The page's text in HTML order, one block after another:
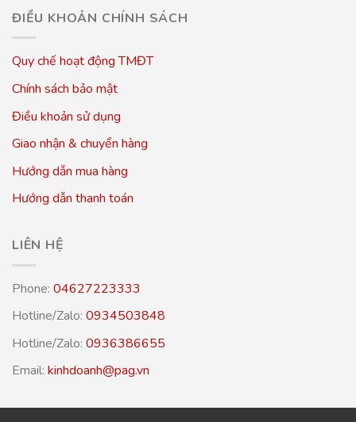
ĐIỀU KHOẢN CHÍNH SÁCH
Quy chế hoạt động TMĐT
Chính sách bảo mật
Điều khoản sử dụng
Giao nhận & chuyển hàng
Hướng dẫn mua hàng
Hướng dẫn thanh toán
LIÊN HỆ
Phone: 04627223333
Hotline/Zalo: 0934503848
Hotline/Zalo: 0936386655
Email: kinhdoanh@pag.vn